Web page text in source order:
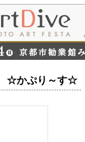
☆かぷり～す☆